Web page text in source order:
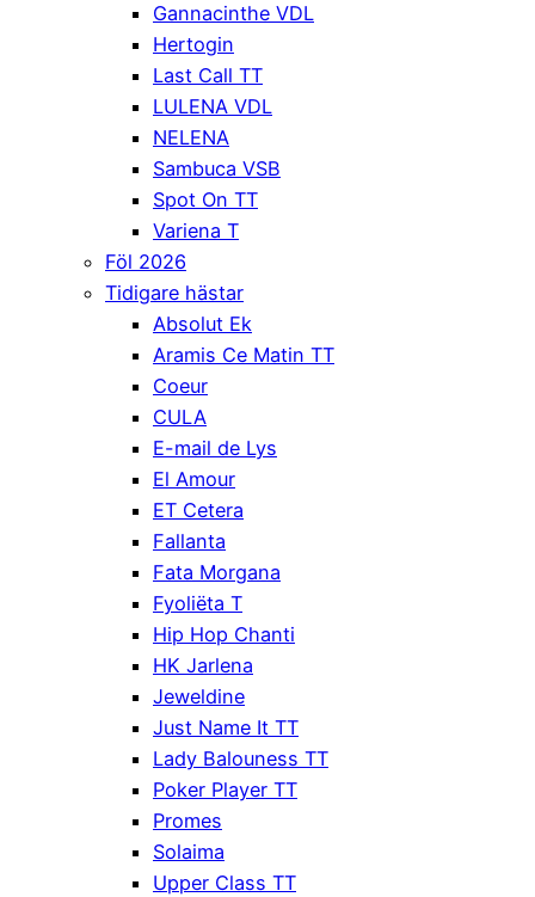
Gannacinthe VDL
Hertogin
Last Call TT
LULENA VDL
NELENA
Sambuca VSB
Spot On TT
Variena T
Föl 2026
Tidigare hästar
Absolut Ek
Aramis Ce Matin TT
Coeur
CULA
E-mail de Lys
El Amour
ET Cetera
Fallanta
Fata Morgana
Fyoliëta T
Hip Hop Chanti
HK Jarlena
Jeweldine
Just Name It TT
Lady Balouness TT
Poker Player TT
Promes
Solaima
Upper Class TT